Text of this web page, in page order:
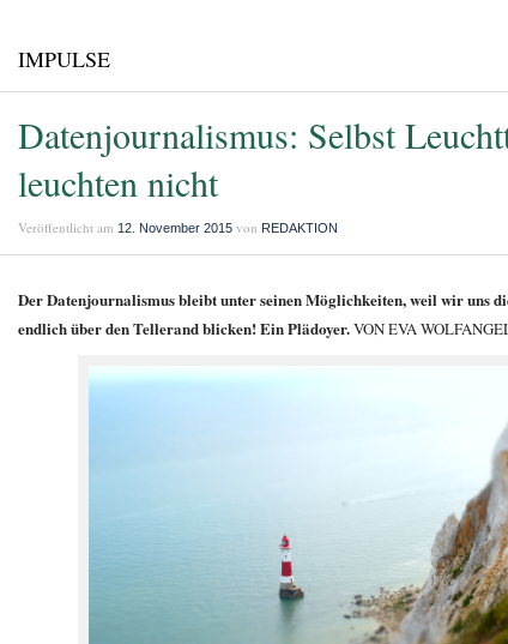
IMPULSE
Datenjournalismus: Selbst
leuchten nicht
Veröffentlicht am 12. November 2015von REDAKTION
Der Datenjournalismus bleibt unter seinen Möglichkeiten, weil wir uns
endlich über den Tellerand blicken! Ein Plädoyer.VON EVA